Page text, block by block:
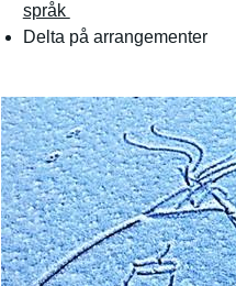
språk
Delta på arrangementer